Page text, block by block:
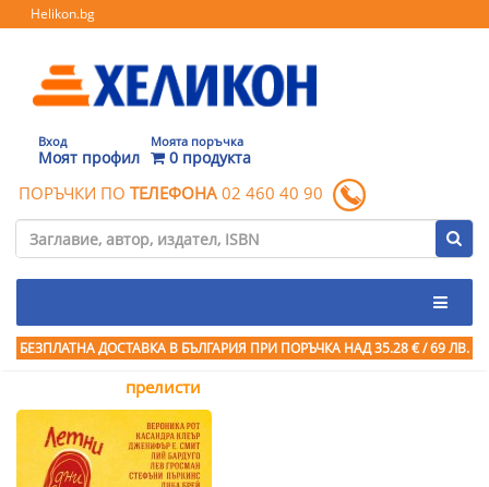
Helikon.bg
Вход
Моят профил
Моята поръчка
0 продукта
ПОРЪЧКИ ПО ТЕЛЕФОНА 02 460 40 90
БЕЗПЛАТНА ДОСТАВКА В БЪЛГАРИЯ ПРИ ПОРЪЧКА НАД 35.28 € / 69 ЛВ.
прелисти